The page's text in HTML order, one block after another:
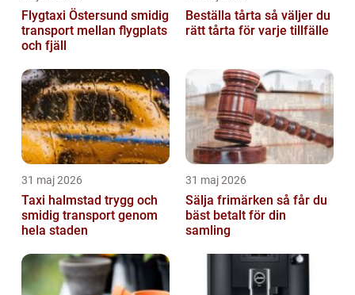
Flygtaxi Östersund smidig
transport mellan flygplats
och fjäll
Beställa tårta så väljer du
rätt tårta för varje tillfälle
31 maj 2026
Taxi halmstad trygg och
smidig transport genom
hela staden
31 maj 2026
Sälja frimärken så får du
bäst betalt för din
samling